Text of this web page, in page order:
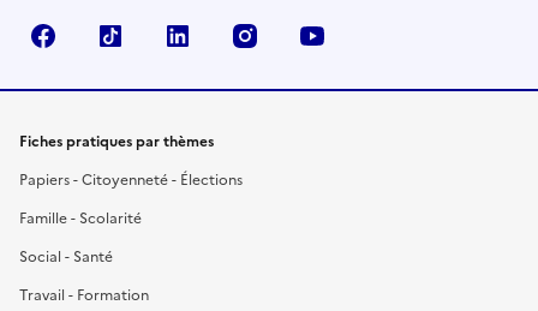
FacebookTikTok LinkedIn Instagram
Fiches pratiques par thèmes
Papiers - Citoyenneté - Élections
Famille - Scolarité
Social - Santé
Travail - Formation